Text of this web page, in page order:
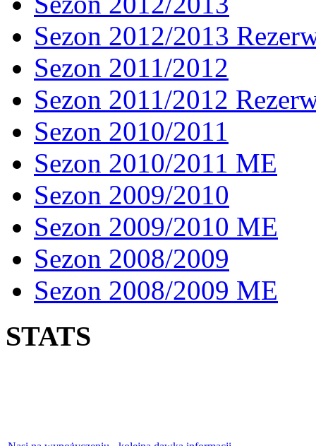
Sezon 2012/2013
Sezon 2011/2012
Sezon 2011/2012
Sezon 2010/2011
Sezon 2010/2011 ME
Sezon 2009/2010
Sezon 2009/2010 ME
Sezon 2008/2009
Sezon 2008/2009 ME
STATS